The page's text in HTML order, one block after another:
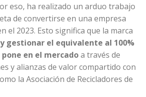
eso, ha realizado un arduo trabajo
de convertirse en una empresa
el 2023. Esto significa que la marca
gestionar el equivalente al 100%
en el mercadoa través de
y alianzas de valor compartido con
la Asociación de Recicladores de